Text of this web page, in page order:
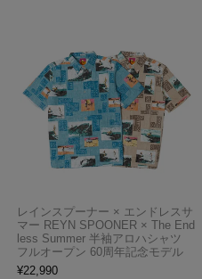
レインスプーナー × エンドレスサ
マー REYN SPOONER × The End
less Summer 半袖アロハシャツ
フルオープン 60周年記念モデル
¥22,990